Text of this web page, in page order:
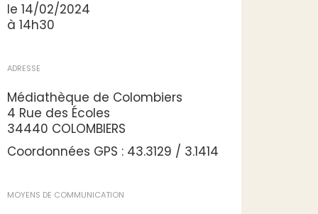
le 14/02/2024
à 14h30
ADRESSE
Médiathèque de Colombiers
4 Rue des Écoles
34440 COLOMBIERS
Coordonnées GPS : 43.3129 / 3.1414
MOYENS DE COMMUNICATION